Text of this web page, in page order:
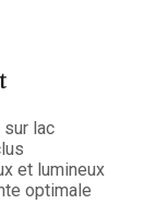
sur lac
et lumineux
optimale